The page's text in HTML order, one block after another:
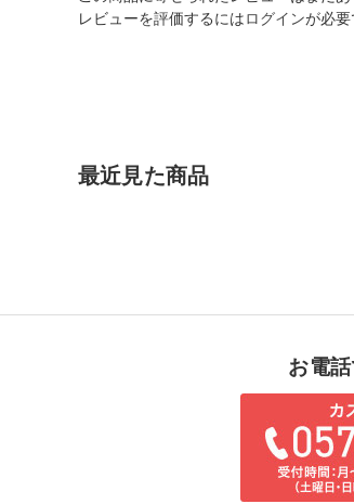
レビューを評価するにはログインが必要
最近見た商品
お電